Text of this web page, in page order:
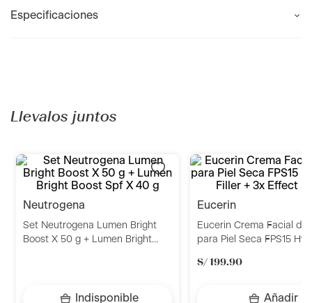
Especificaciones
Sesgen32 Crema activadora
celular 50ml Sesderma
Indisponible
Eucerin Crema Facial de
para Piel Seca FPS15
S/ 199.90
Añadir